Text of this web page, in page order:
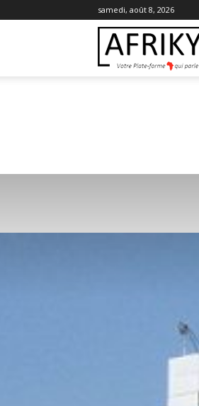
samedi, août 8, 2026